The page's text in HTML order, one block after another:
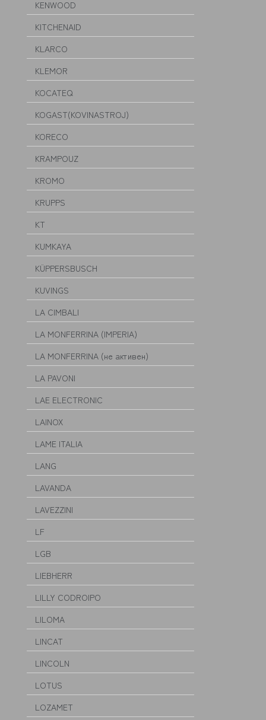
KENWOOD
KITCHENAID
KLARCO
KLEMOR
KOCATEQ
KOGAST(KOVINASTROJ)
KORECO
KRAMPOUZ
KROMO
KRUPPS
KT
KUMKAYA
KÜPPERSBUSCH
KUVINGS
LA CIMBALI
LA MONFERRINA (IMPERIA)
LA MONFERRINA (не активен)
LA PAVONI
LAE ELECTRONIC
LAINOX
LAME ITALIA
LANG
LAVANDA
LAVEZZINI
LF
LGB
LIEBHERR
LILLY CODROIPO
LILOMA
LINCAT
LINCOLN
LOTUS
LOZAMET